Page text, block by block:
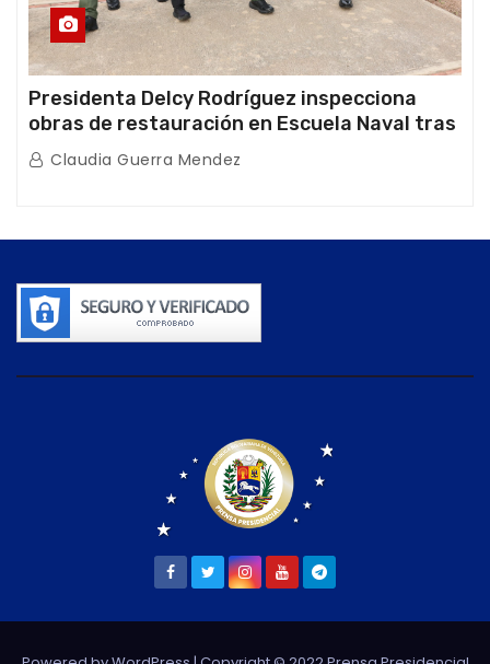
Presidenta Delcy Rodríguez inspecciona
obras de restauración en Escuela Naval tras
afectaciones sísmicas en La Guaira
Claudia Guerra Mendez